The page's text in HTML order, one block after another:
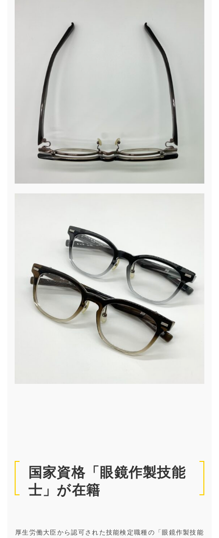
国家資格「眼鏡作製技能
士」が在籍
厚生労働大臣から認可された技能検定職種の「眼鏡作製技能